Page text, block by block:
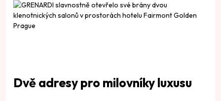
Dvě adresy pro milovníky luxusu